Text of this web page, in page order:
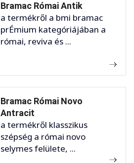
Bramac Római Antik
a termékről a bmi bramac
prÉmium kategóriájában a
római, reviva és ...
Bramac Római Novo
Antracit
a termékről klasszikus
szépség a római novo
selymes felülete, ...